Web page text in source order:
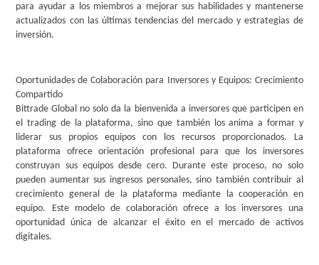
para ayudar a los miembros a mejorar sus habilidades y mantenerse
actualizados con las últimas tendencias del mercado y estrategias de
inversión.
Oportunidades de Colaboración para Inversores y Equipos: Crecimiento
Compartido
Bittrade Global no solo da la bienvenida a inversores que participen en
el trading de la plataforma, sino que también los anima a formar y
liderar sus propios equipos con los recursos proporcionados. La
plataforma ofrece orientación profesional para que los inversores
construyan sus equipos desde cero. Durante este proceso, no solo
pueden aumentar sus ingresos personales, sino también contribuir al
crecimiento general de la plataforma mediante la cooperación en
equipo. Este modelo de colaboración ofrece a los inversores una
oportunidad única de alcanzar el éxito en el mercado de activos
digitales.